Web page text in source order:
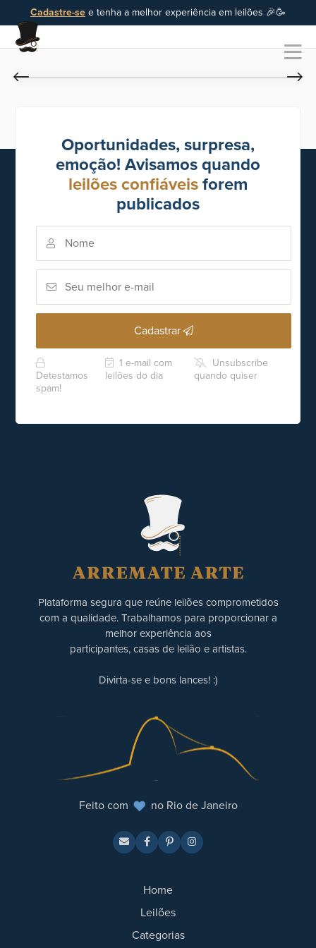
Cadastre-se e tenha a melhor experiência em leilões 🎉🥳
Oportunidades, surpresa,
emoção! Avisamos quando
leilões confiáveis forem
publicados
Cadastrar
Detestamos
spam!
1 e-mail com
leilões do dia
Unsubscribe
quando quiser
Plataforma segura que reúne leilões comprometidos
com a qualidade. Trabalhamos para proporcionar a
melhor experiência aos
participantes, casas de leilão e artistas.
Divirta-se e bons lances! :)
Feito com no Rio de Janeiro
Home
Leilões
Categorias